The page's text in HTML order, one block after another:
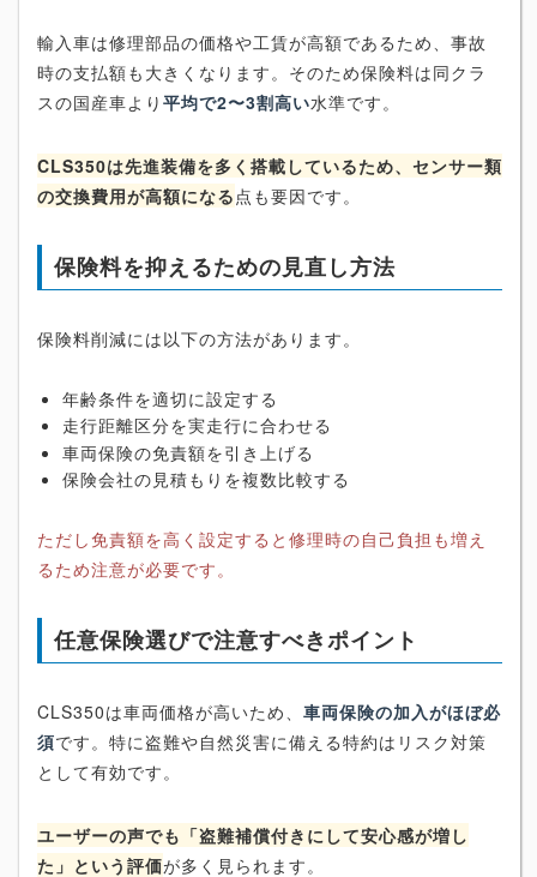
輸入車は修理部品の価格や工賃が高額であるため、事故
時の支払額も大きくなります。そのため保険料は同クラ
スの国産車より 平均で2〜3割高い水準です。
CLS350は先進装備を多く搭載しているため、センサー類
の交換費用が高額になる 点も要因です。
保険料を抑えるための見直し方法
保険料削減には以下の方法があります。
年齢条件を適切に設定する
走行距離区分を実走行に合わせる
車両保険の免責額を引き上げる
保険会社の見積もりを複数比較する
ただし免責額を高く設定すると修理時の自己負担も増え
るため注意が必要です。
任意保険選びで注意すべきポイント
CLS350は車両価格が高いため、 車両保険の加入がほぼ必
須です。特に盗難や自然災害に備える特約はリスク対策
として有効です。
ユーザーの声でも「盗難補償付きにして安心感が増し
た」という評価が多く見られます。